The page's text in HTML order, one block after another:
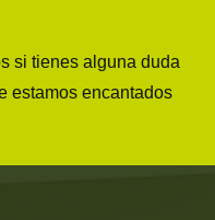
si tienes alguna duda
estamos encantados